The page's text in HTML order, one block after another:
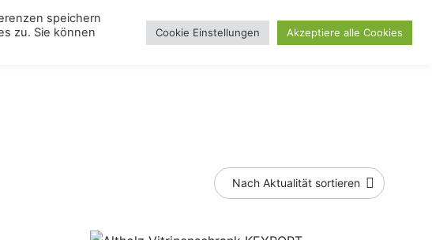
Toggle
Bett
ToggleLampen
ToggleBlog Day Search
speichern
zu. Sie können
Cookie Einstellungen Akzeptiere alle Cookies